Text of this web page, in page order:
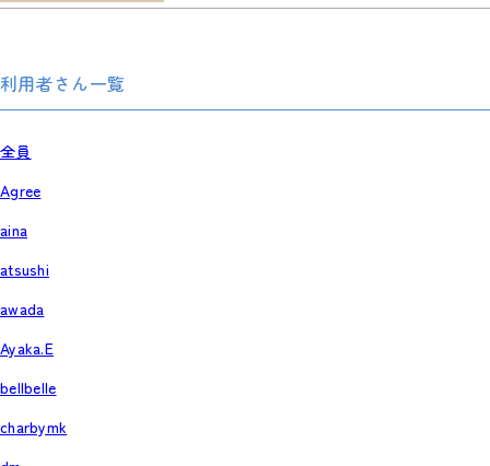
利用者さん一覧
全員
Agree
aina
atsushi
awada
Ayaka.E
bellbelle
charbymk